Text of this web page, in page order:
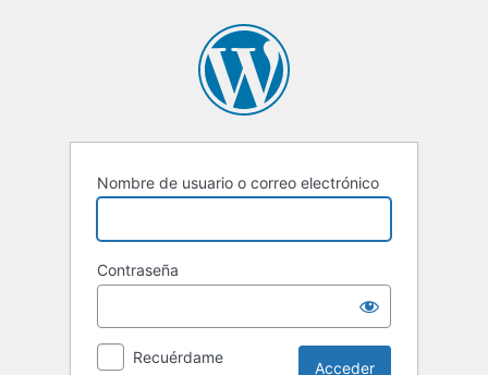
Nombre de usuario o correo electrónico
Contraseña
Recuérdame